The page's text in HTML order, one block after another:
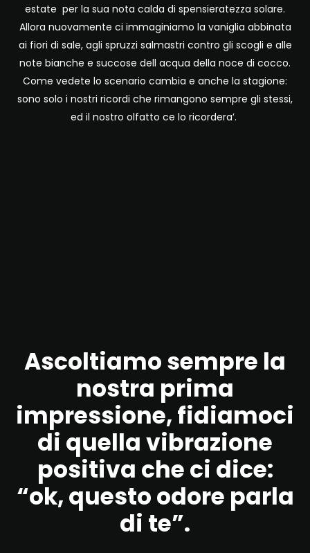
estate per la sua nota calda di spensieratezza solare.
Allora nuovamente ci immaginiamo la vaniglia abbinata
ai fiori di sale, agli spruzzi salmastri contro gli scogli e alle
note bianche e succose dell acqua della noce di cocco.
Come vedete lo scenario cambia e anche la stagione:
sono solo i nostri ricordi che rimangono sempre gli stessi,
ed il nostro olfatto ce lo ricordera’.
Ascoltiamo sempre la
nostra prima
impressione, fidiamoci
di quella vibrazione
positiva che ci dice:
“ok, questo odore parla
di te”.